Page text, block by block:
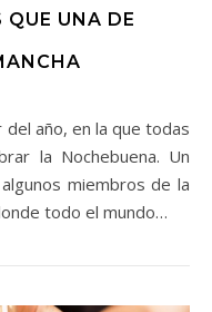
QUE UNA DE
la Nochebuena. Un
miembros de la
todo el mundo…